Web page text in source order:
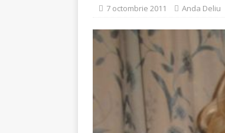
7 octombrie 2011 Anda Deliu